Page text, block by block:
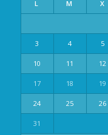
L M X
3 4 5
10 11 12
17 18 19
24 25 26
31